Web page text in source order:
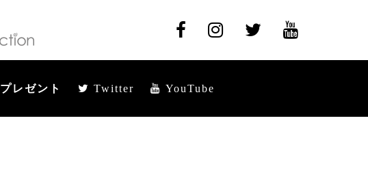
プレゼント Twitter YouTube